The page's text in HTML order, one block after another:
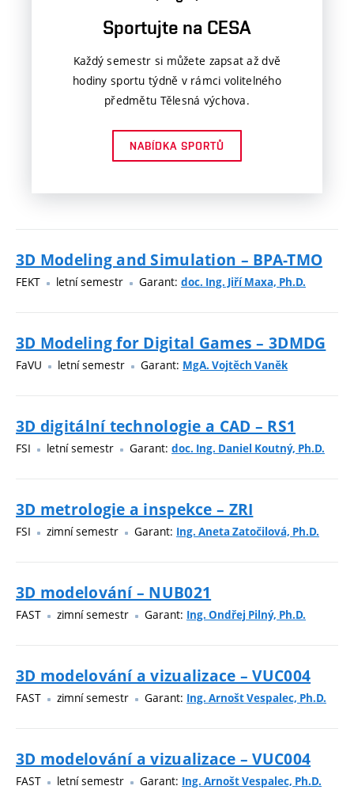
Sportujte na CESA
Každý semestr si můžete zapsat až dvě
hodiny sportu týdně v rámci volitelného
předmětu Tělesná výchova.
NABÍDKA SPORTŮ
3D Modeling and Simulation – BPA-TMO
FEKT letní semestr Garant: doc. Ing. Jiří Maxa, Ph.D.
3D Modeling for Digital Games – 3DMDG
FaVU letní semestr Garant: MgA. Vojtěch Vaněk
3D digitální technologie a CAD – RS1
FSI letní semestr Garant: doc. Ing. Daniel Koutný, Ph.D.
3D metrologie a inspekce – ZRI
FSI zimní semestr Garant: Ing. Aneta Zatočilová, Ph.D.
3D modelování – NUB021
FAST zimní semestr Garant: Ing. Ondřej Pilný, Ph.D.
3D modelování a vizualizace – VUC004
FAST zimní semestr Garant: Ing. Arnošt Vespalec, Ph.D.
3D modelování a vizualizace – VUC004
FAST letní semestr Garant: Ing. Arnošt Vespalec, Ph.D.